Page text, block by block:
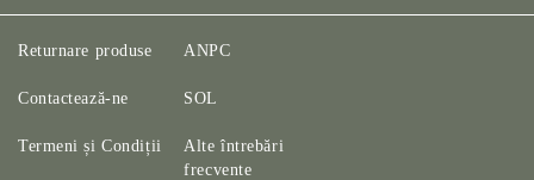
Returnare produse
Contactează-ne
Termeni și Condiții
ANPC
SOL
Alte întrebări
frecvente